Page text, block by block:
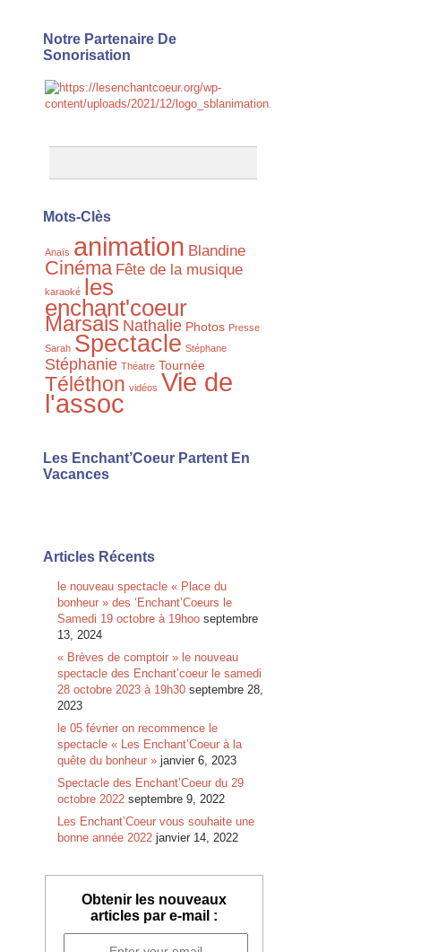
Notre Partenaire De
Sonorisation
Mots-Clès
Anaïs animation Blandine
Cinéma Fête de la musique
karaoké les
enchant'coeur
Marsais Nathalie Photos Presse
Sarah Spectacle Stéphane
Stéphanie Théatre Tournée
Téléthon vidéos Vie de
l'assoc
Les Enchant’Coeur Partent En
Vacances
Articles Récents
le nouveau spectacle « Place du
bonheur » des ‘Enchant’Coeurs le
Samedi 19 octobre à 19hoo septembre
13, 2024
« Brèves de comptoir » le nouveau
spectacle des Enchant’coeur le samedi
28 octobre 2023 à 19h30 septembre 28,
2023
le 05 février on recommence le
spectacle « Les Enchant’Coeur à la
quête du bonheur » janvier 6, 2023
Spectacle des Enchant’Coeur du 29
octobre 2022 septembre 9, 2022
Les Enchant’Coeur vous souhaite une
bonne année 2022 janvier 14, 2022
Obtenir les nouveaux
articles par e-mail :